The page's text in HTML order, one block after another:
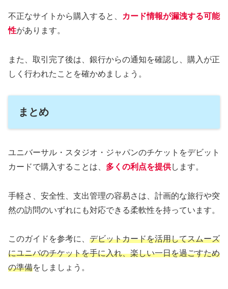
不正なサイトから購入すると、
カード情報が漏洩する可能
性があります。
また、取引完了後は、銀行からの通知を確認し、購入が正
しく行われたことを確かめましょう。
まとめ
ユニバーサル・スタジオ・ジャパンのチケットをデビット
カードで購入することは、 多くの利点を提供します。
手軽さ、安全性、支出管理の容易さは、計画的な旅行や突
然の訪問のいずれにも対応できる柔軟性を持っています。
このガイドを参考に、 デビットカードを活用してスムーズ
にユニバのチケットを手に入れ、楽しい一日を過ごすため
の準備をしましょう。